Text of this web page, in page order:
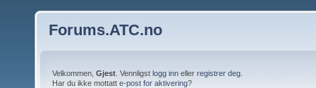
Forums.ATC.no
Velkommen, Gjest . Vennligst logg inn eller registrer deg
Har du ikke mottatt e-post for aktivering?